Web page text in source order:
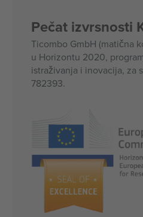
Pečat izvrsnosti
Ticombo GmbH (matična
u Horizontu 2020,
istraživanja i inovacija, za
782393.